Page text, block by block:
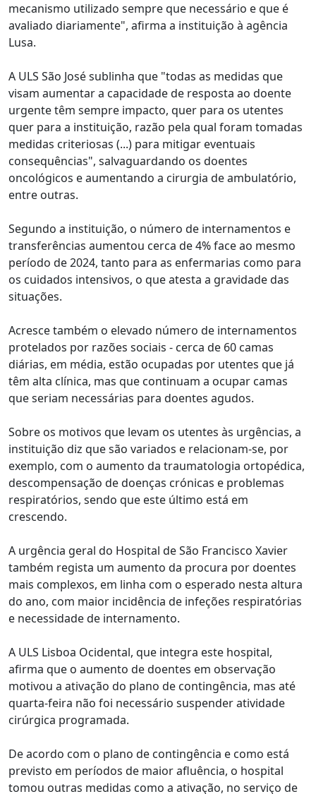
mecanismo utilizado sempre que necessário e que é
avaliado diariamente", afirma a instituição à agência
Lusa.
A ULS São José sublinha que "todas as medidas que
visam aumentar a capacidade de resposta ao doente
urgente têm sempre impacto, quer para os utentes
quer para a instituição, razão pela qual foram tomadas
medidas criteriosas (...) para mitigar eventuais
consequências", salvaguardando os doentes
oncológicos e aumentando a cirurgia de ambulatório,
entre outras.
Segundo a instituição, o número de internamentos e
transferências aumentou cerca de 4% face ao mesmo
período de 2024, tanto para as enfermarias como para
os cuidados intensivos, o que atesta a gravidade das
situações.
Acresce também o elevado número de internamentos
protelados por razões sociais - cerca de 60 camas
diárias, em média, estão ocupadas por utentes que já
têm alta clínica, mas que continuam a ocupar camas
que seriam necessárias para doentes agudos.
Sobre os motivos que levam os utentes às urgências, a
instituição diz que são variados e relacionam-se, por
exemplo, com o aumento da traumatologia ortopédica,
descompensação de doenças crónicas e problemas
respiratórios, sendo que este último está em
crescendo.
A urgência geral do Hospital de São Francisco Xavier
também regista um aumento da procura por doentes
mais complexos, em linha com o esperado nesta altura
do ano, com maior incidência de infeções respiratórias
e necessidade de internamento.
A ULS Lisboa Ocidental, que integra este hospital,
afirma que o aumento de doentes em observação
motivou a ativação do plano de contingência, mas até
quarta-feira não foi necessário suspender atividade
cirúrgica programada.
De acordo com o plano de contingência e como está
previsto em períodos de maior afluência, o hospital
tomou outras medidas como a ativação, no serviço de